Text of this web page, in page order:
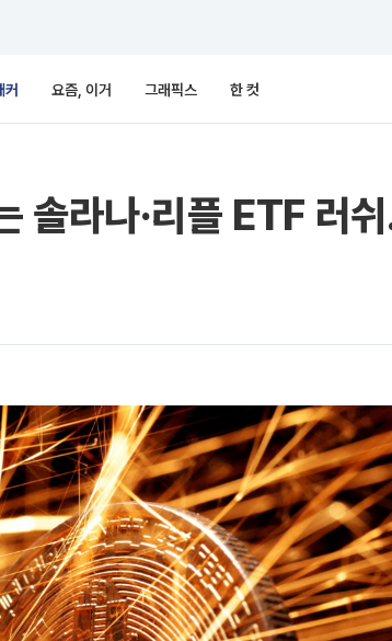
커 요즘, 이거 그래픽스 한 컷
솔라나·리플 ETF 러